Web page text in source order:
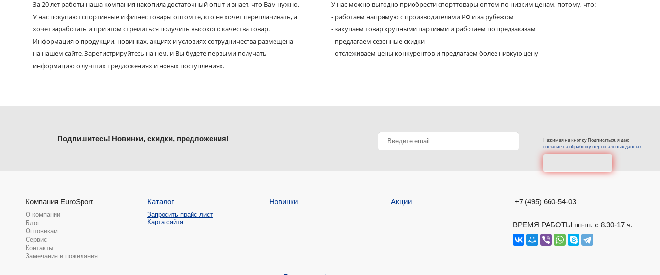
За 20 лет работы наша компания накопила достаточный опыт и знает, что Вам нужно.
У нас покупают спортивные и фитнес товары оптом те, кто не хочет переплачивать, а
хочет заработать и при этом стремиться получить высокого качества товар.
Информация о продукции, новинках, акциях и условиях сотрудничества размещена
на нашем сайте. Зарегистрируйтесь на нем, и Вы будете первыми получать
информацию о лучших предложениях и новых поступлениях.
У нас можно выгодно приобрести спорттовары оптом по низким ценам, потому, что:
- работаем напрямую с производителями РФ и за рубежом
- закупаем товар крупными партиями и работаем по предзаказам
- предлагаем сезонные скидки
- отслеживаем цены конкурентов и предлагаем более низкую цену
Нажимая на кнопку Подписаться, я даю
согласие на обработку персональных данных
Подпишитесь! Новинки, скидки, предложения!
Компания EuroSport
О компании
Блог
Оптовикам
Сервис
Контакты
Замечания и пожелания
Каталог
Запросить прайс лист
Карта сайта
Новинки Акции +7 (495) 660-54-03
ВРЕМЯ РАБОТЫ пн-пт. с 8.30-17 ч.